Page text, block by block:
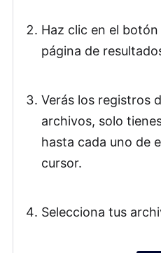
Haz clic en el botón
página de
Verás los registros
archivos, solo
hasta cada uno de
cursor.
Selecciona tus